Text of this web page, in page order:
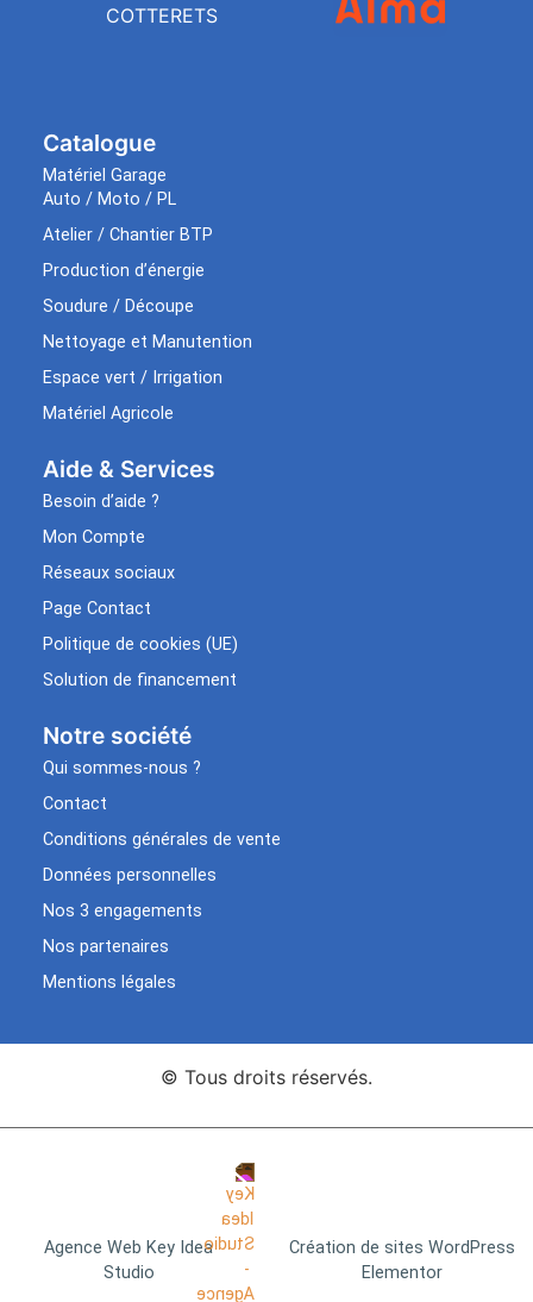
Catalogue
Matériel Garage
Auto / Moto / PL
Atelier / Chantier BTP
Production d’énergie
Soudure / Découpe
Nettoyage et Manutention
Espace vert / Irrigation
Matériel Agricole
Aide & Services​
Besoin d’aide ?
Mon Compte
Réseaux sociaux
Page Contact
Politique de cookies (UE)
Solution de financement
Notre société
Qui sommes-nous ?
Contact
Conditions générales de vente
Données personnelles
Nos 3 engagements
Nos partenaires
Mentions légales
COTTERETS
© Tous droits réservés.
Agence Web Key Idea
Studio
Création de sites WordPress
Elementor